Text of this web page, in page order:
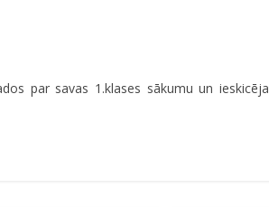
par savas 1.klases sākumu un ieskicēja